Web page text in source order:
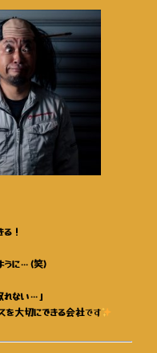
！
うに…(笑)
ない…」
を大切にできる会社です